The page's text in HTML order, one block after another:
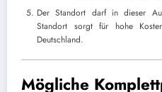
Der Standort darf in dieser
Standort sorgt für hohe
Deutschland.
Mögliche